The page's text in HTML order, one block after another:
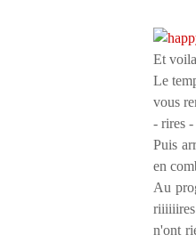
Et
Le
vous
- rires -
Puis
en
Au
riiiiiires
n'ont